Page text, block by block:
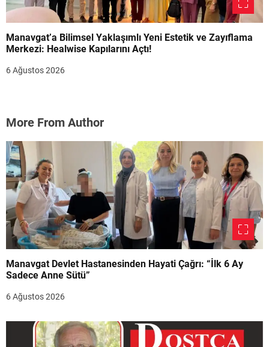
Manavgat’a Bilimsel Yaklaşımlı Yeni Estetik ve Zayıflama
Merkezi: Healwise Kapılarını Açtı!
6 Ağustos 2026
More From Author
Manavgat Devlet Hastanesinden Hayati Çağrı: “İlk 6 Ay
Sadece Anne Sütü”
6 Ağustos 2026